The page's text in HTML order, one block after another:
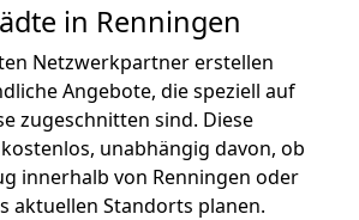
in Renningen
Netzwerkpartner erstellen
Angebote, die speziell auf
zugeschnitten sind. Diese
unabhängig davon, ob
innerhalb von Renningen oder
aktuellen Standorts planen.